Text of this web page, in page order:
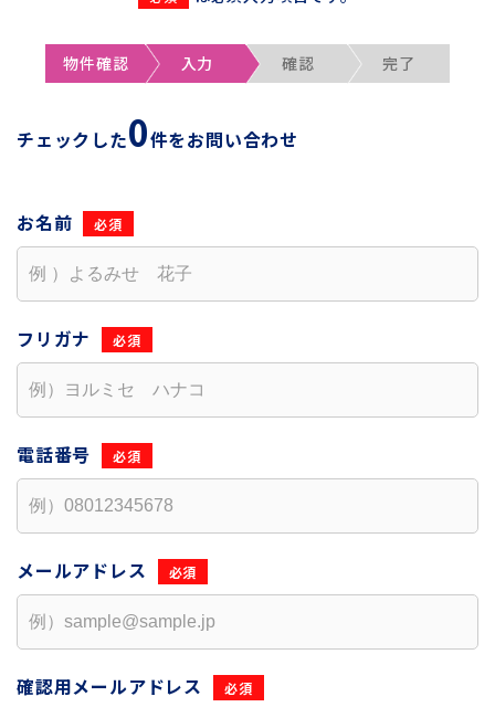
物件確認 入力 確認 完了
チェックした0件をお問い合わせ
お名前
フリガナ
電話番号
メールアドレス
確認用メールアドレス